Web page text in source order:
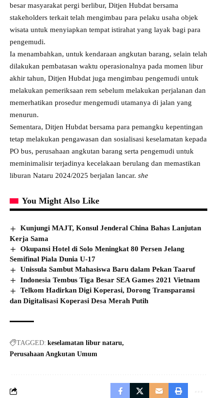
besar masyarakat pergi berlibur, Ditjen Hubdat bersama
stakeholders terkait telah mengimbau para pelaku usaha objek
wisata untuk menyiapkan tempat istirahat yang layak bagi para
pengemudi.
Ia menambahkan, untuk kendaraan angkutan barang, selain telah
dilakukan pembatasan waktu operasionalnya pada momen libur
akhir tahun, Ditjen Hubdat juga mengimbau pengemudi untuk
melakukan pemeriksaan rem sebelum melakukan perjalanan dan
memerhatikan prosedur mengemudi utamanya di jalan yang
menurun.
Sementara, Ditjen Hubdat bersama para pemangku kepentingan
tetap melakukan pengawasan dan sosialisasi keselamatan kepada
PO bus, perusahaan angkutan barang serta pengemudi untuk
meminimalisir terjadinya kecelakaan berulang dan memastikan
liburan Nataru 2024/2025 berjalan lancar. she
You Might Also Like
Kunjungi MAJT, Konsul Jenderal China Bahas Lanjutan
Kerja Sama
Okupansi Hotel di Solo Meningkat 80 Persen Jelang
Semifinal Piala Dunia U-17
Unissula Sambut Mahasiswa Baru dalam Pekan Taaruf
Indonesia Tembus Tiga Besar SEA Games 2021 Vietnam
Telkom Hadirkan Digi Koperasi, Dorong Transparansi
dan Digitalisasi Koperasi Desa Merah Putih
TAGGED: keselamatan libur nataru
Perusahaan Angkutan Umum